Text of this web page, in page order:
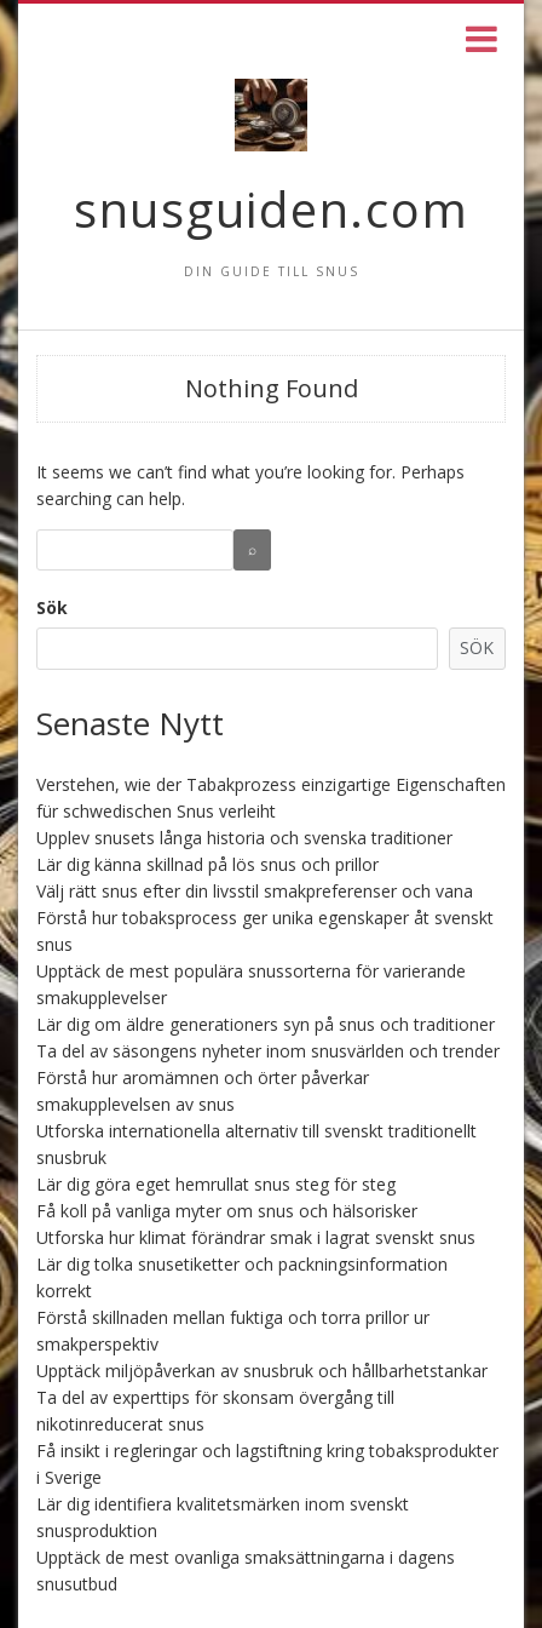
snusguiden.com
DIN GUIDE TILL SNUS
Nothing Found
It seems we can’t find what you’re looking for. Perhaps
searching can help.
Sök
SÖK
Senaste Nytt
Verstehen, wie der Tabakprozess einzigartige Eigenschaften
für schwedischen Snus verleiht
Upplev snusets långa historia och svenska traditioner
Lär dig känna skillnad på lös snus och prillor
Välj rätt snus efter din livsstil smakpreferenser och vana
Förstå hur tobaksprocess ger unika egenskaper åt svenskt
snus
Upptäck de mest populära snussorterna för varierande
smakupplevelser
Lär dig om äldre generationers syn på snus och traditioner
Ta del av säsongens nyheter inom snusvärlden och trender
Förstå hur aromämnen och örter påverkar
smakupplevelsen av snus
Utforska internationella alternativ till svenskt traditionellt
snusbruk
Lär dig göra eget hemrullat snus steg för steg
Få koll på vanliga myter om snus och hälsorisker
Utforska hur klimat förändrar smak i lagrat svenskt snus
Lär dig tolka snusetiketter och packningsinformation
korrekt
Förstå skillnaden mellan fuktiga och torra prillor ur
smakperspektiv
Upptäck miljöpåverkan av snusbruk och hållbarhetstankar
Ta del av experttips för skonsam övergång till
nikotinreducerat snus
Få insikt i regleringar och lagstiftning kring tobaksprodukter
i Sverige
Lär dig identifiera kvalitetsmärken inom svenskt
snusproduktion
Upptäck de mest ovanliga smaksättningarna i dagens
snusutbud